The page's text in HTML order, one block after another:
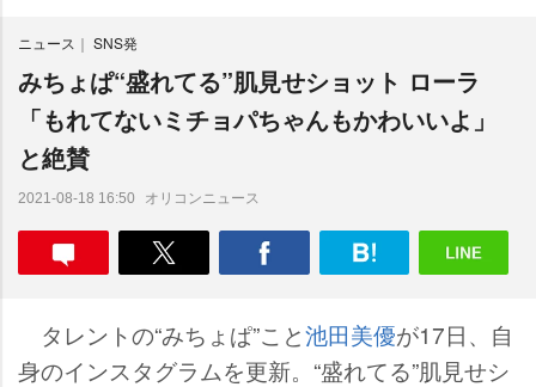
ニュース SNS発
みちょぱ“盛れてる”肌見せショット ローラ
「もれてないミチョパちゃんもかわいいよ」
と絶賛
2021-08-18 16:50 オリコンニュース
タレントの“みちょぱ”こと池田美優が17日、自
身のインスタグラムを更新。“盛れてる”肌見せシ